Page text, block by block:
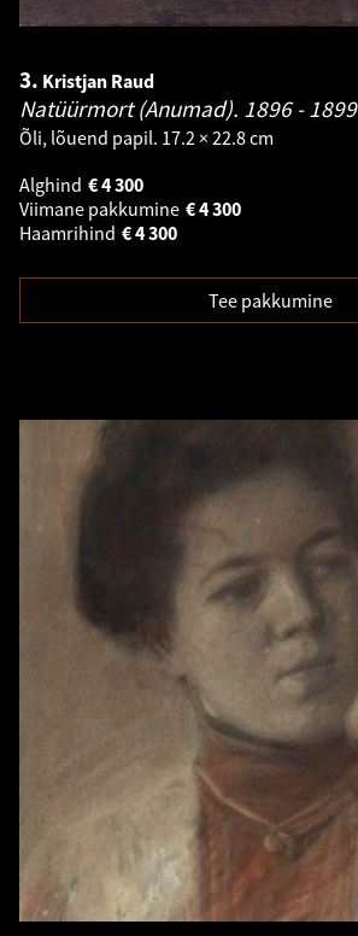
3. Kristjan Raud
Natüürmort (Anumad). 1896 - 1899
Õli, lõuend papil. 17.2 × 22.8 cm
Alghind
4 300
€
Viimane pakkumine
4 300
€
Haamrihind
4 300
€
Tee pakkumine